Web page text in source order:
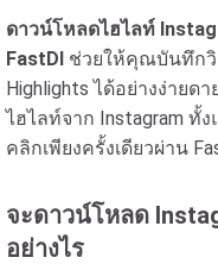
ดาวน์โหลดไฮไลท์
FastDl ช่วยให้คุณบันทึกวิ
Highlights ได้อย่างง่ายด
ไฮไลท์จาก Instagram ทั้
คลิกเพียงครั้งเดียวผ่าน
จะดาวน์โหลด
อย่างไร